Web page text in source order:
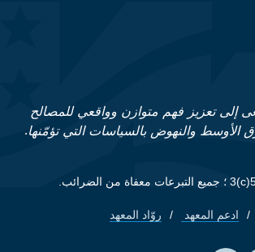
Footer
إلى تعزيز فهم متوازن وواقعي للمصالح
الأوسط والنهوض بالسياسات التي تؤمّنها.
ادعم المعهد روّاد المعهد